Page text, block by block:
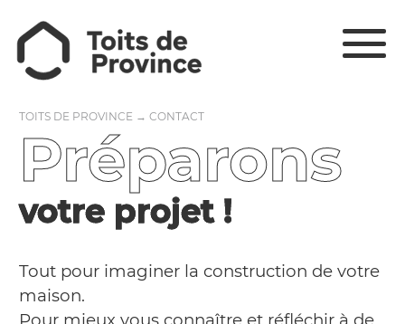
TOITS DE PROVINCE → CONTACT
Préparons
votre projet !
Tout pour imaginer la construction de votre
maison.